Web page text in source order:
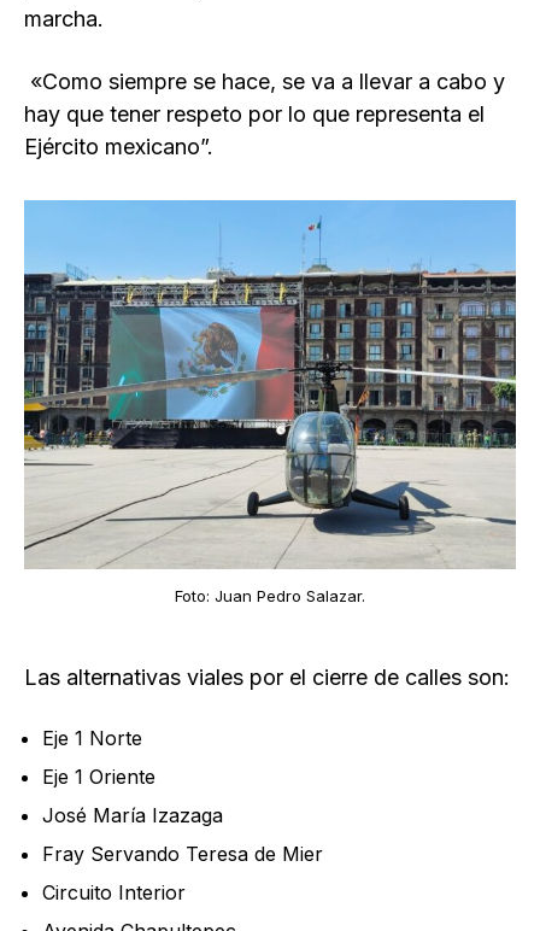
marcha.
«Como siempre se hace, se va a llevar a cabo y
hay que tener respeto por lo que representa el
Ejército mexicano”.
Foto: Juan Pedro Salazar.
Las alternativas viales por el cierre de calles son:
Eje 1 Norte
Eje 1 Oriente
José María Izazaga
Fray Servando Teresa de Mier
Circuito Interior